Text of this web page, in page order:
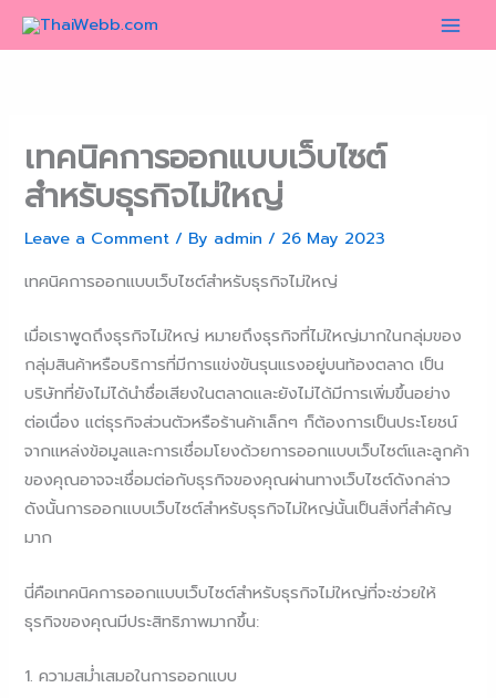
Skip
เทคนิคการออกแบบเว็บไซต์
สำหรับธุรกิจไม่ใหญ่
Leave a Comment / By admin/ 26 May 2023
เทคนิคการออกแบบเว็บไซต์สำหรับธุรกิจไม่ใหญ่
เมื่อเราพูดถึงธุรกิจไม่ใหญ่ หมายถึงธุรกิจที่ไม่ใหญ่มากในกลุ่มของ
กลุ่มสินค้าหรือบริการที่มีการแข่งขันรุนแรงอยู่บนท้องตลาด เป็น
บริษัทที่ยังไม่ได้นำชื่อเสียงในตลาดและยังไม่ได้มีการเพิ่มขึ้นอย่าง
ต่อเนื่อง แต่ธุรกิจส่วนตัวหรือร้านค้าเล็กๆ ก็ต้องการเป็นประโยชน์
จากแหล่งข้อมูลและการเชื่อมโยงด้วยการออกแบบเว็บไซต์และลูกค้า
ของคุณอาจจะเชื่อมต่อกับธุรกิจของคุณผ่านทางเว็บไซต์ดังกล่าว
ดังนั้นการออกแบบเว็บไซต์สำหรับธุรกิจไม่ใหญ่นั้นเป็นสิ่งที่สำคัญ
มาก
นี่คือเทคนิคการออกแบบเว็บไซต์สำหรับธุรกิจไม่ใหญ่ที่จะช่วยให้
ธุรกิจของคุณมีประสิทธิภาพมากขึ้น:
1. ความสม่ำเสมอในการออกแบบ